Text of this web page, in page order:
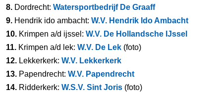
8. Dordrecht: Watersportbedrijf De Graaff
9. Hendrik ido ambacht: W.V. Hendrik Ido Ambacht
10. Krimpen a/d ijssel: W.V. De Hollandsche IJssel
11. Krimpen a/d lek: W.V. De Lek (foto)
12. Lekkerkerk: W.V. Lekkerkerk
13. Papendrecht: W.V. Papendrecht
14. Ridderkerk: W.S.V. Sint Joris (foto)